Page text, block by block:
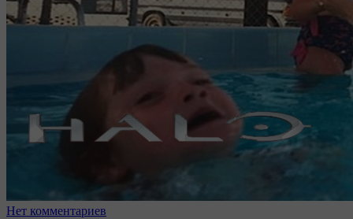
Нет комментариев